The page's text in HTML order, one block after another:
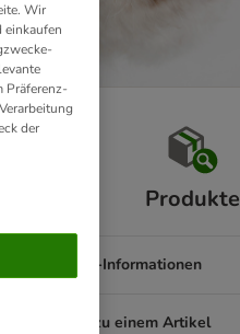
Produkte
Produkt-Informationen
Fragen zu einem Artikel
Wir
einkaufen
Präferenz-
der